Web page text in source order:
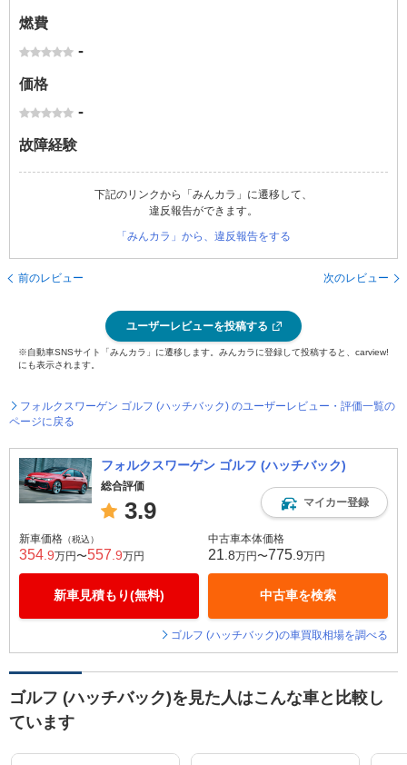
燃費
-
価格
-
故障経験
下記のリンクから「みんカラ」に遷移して、
違反報告ができます。
「みんカラ」から、違反報告をする
前のレビュー 次のレビュー
ユーザーレビューを投稿する
※自動車SNSサイト「みんカラ」に遷移します。みんカラに登録して投稿すると、carview!
にも表示されます。
フォルクスワーゲン ゴルフ (ハッチバック) のユーザーレビュー・評価一覧の
ページに戻る
フォルクスワーゲン ゴルフ (ハッチバック)
総合評価
3.9 マイカー登録
新車価格 （税込）
354 .9万円〜557 .9万円
新車見積もり(無料)
中古車本体価格
21 .8万円〜775 .9万円
中古車を検索
ゴルフ (ハッチバック)の車買取相場を調べる
ゴルフ (ハッチバック)を見た人はこんな車と比較し
ています